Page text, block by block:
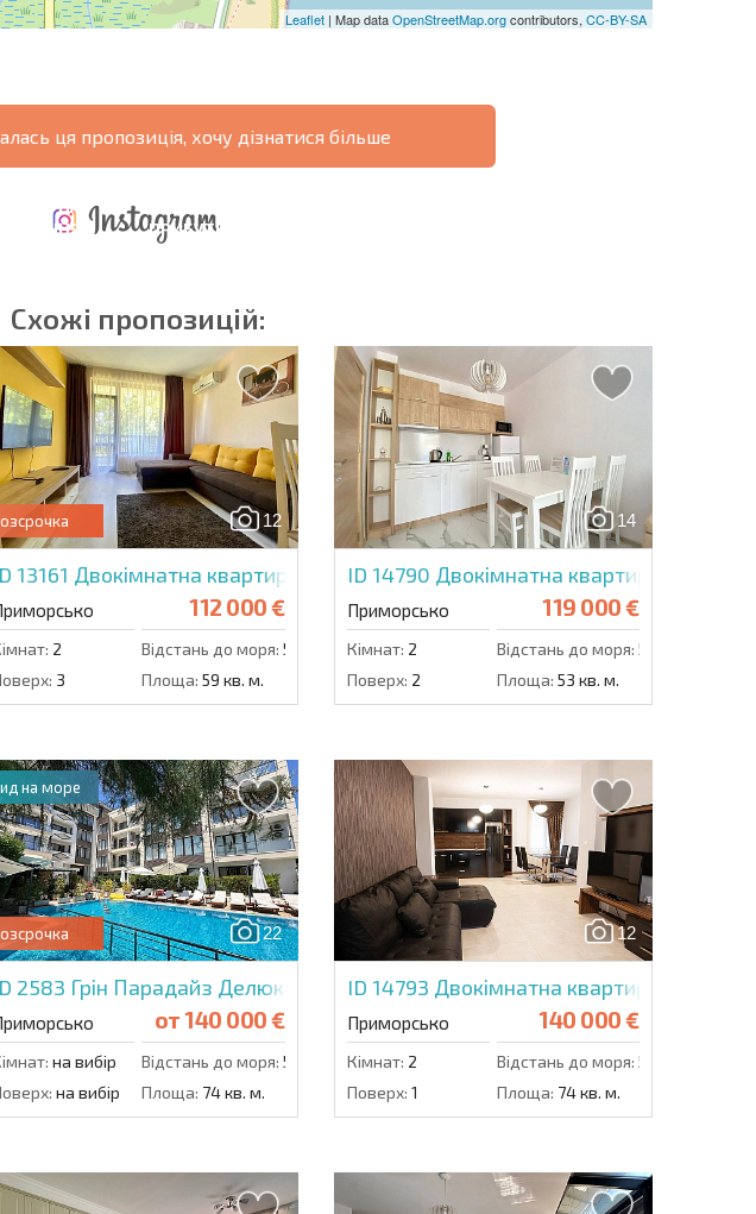
Leaflet | Map dataOpenStreetMap.orgcontributors, CC-BY-SA
ця пропозиція, хочу дізнатися більше
Підписатися на розсилку | Натискаючи кнопку, ви дозволяєте
використання своїх даних.
Надіслати повідомлення
НА
ПРИБУТКОВІСТЬ
Схожі пропозицій:
Парадайз 2
12
13161 Двокімнатна квартира в Грін Парадайз 2
112 000 €
2 Відстань до моря: 500 м.
3 Площа: 59 кв. м.
14
ID 14790 Двокімнатна квартира в Грін
Приморсько 119 000 €
Кімнат: 2 Відстань до моря: 500 м.
Поверх: 2 Площа: 53 кв. м.
Парадайс 5
22
2583 Грін Парадайз Делюкс
от140 000 €
на вибір Відстань до моря: 50 м.
на вибір Площа: 74 кв. м.
на море
12
ID 14793 Двокімнатна квартира в Грін
Приморсько 140 000 €
Кімнат: 2 Відстань до моря: 50 м.
Поверх: 1 Площа: 74 кв. м.